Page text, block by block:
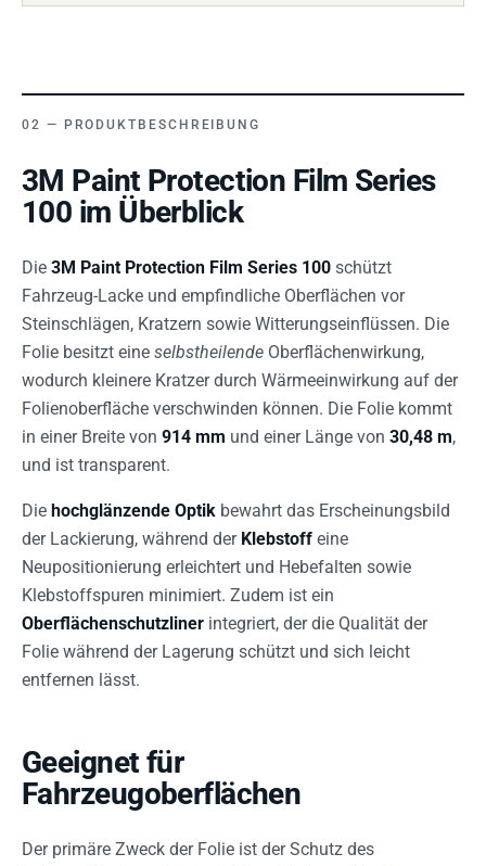
PRODUKTBESCHREIBUNG
3M Paint Protection Film Series
100 im Überblick
Die 3M Paint Protection Film Series 100 schützt
Fahrzeug-Lacke und empfindliche Oberflächen vor
Steinschlägen, Kratzern sowie Witterungseinflüssen. Die
Folie besitzt eine selbstheilende Oberflächenwirkung,
wodurch kleinere Kratzer durch Wärmeeinwirkung auf der
Folienoberfläche verschwinden können. Die Folie kommt
in einer Breite von 914 mm und einer Länge von 30,48 m,
und ist transparent.
Die hochglänzende Optik bewahrt das Erscheinungsbild
der Lackierung, während der Klebstoff eine
Neupositionierung erleichtert und Hebefalten sowie
Klebstoffspuren minimiert. Zudem ist ein
Oberflächenschutzliner integriert, der die Qualität der
Folie während der Lagerung schützt und sich leicht
entfernen lässt.
Geeignet für
Fahrzeugoberflächen
Der primäre Zweck der Folie ist der Schutz des